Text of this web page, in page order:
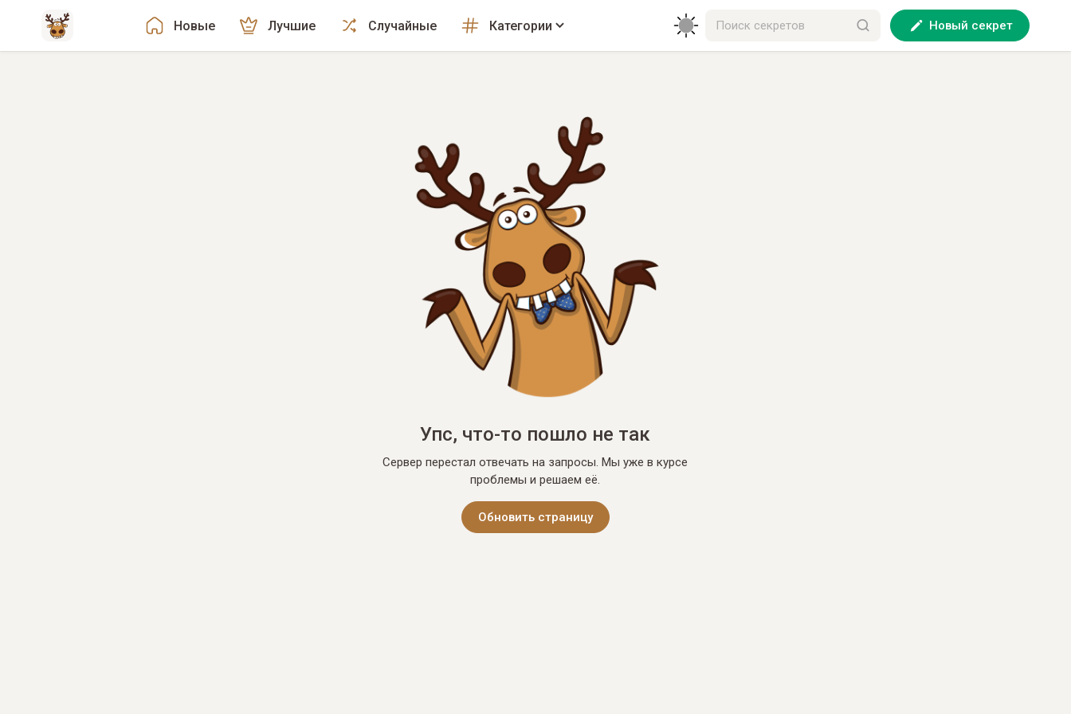
Новые Лучшие Случайные Категории Новый секрет
Упс, что-то пошло не так
Сервер перестал отвечать на запросы. Мы уже в курсе
проблемы и решаем её.
Обновить страницу